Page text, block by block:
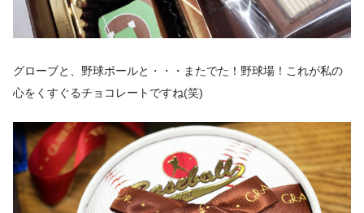
グローブと、野球ボールと・・・またでた！野球場！これが私の
心をくすぐるチョコレートですね(笑)